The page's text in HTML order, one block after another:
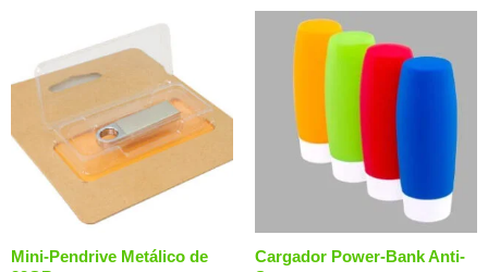
Mini-Pendrive Metálico de
Cargador Power-Bank Anti-